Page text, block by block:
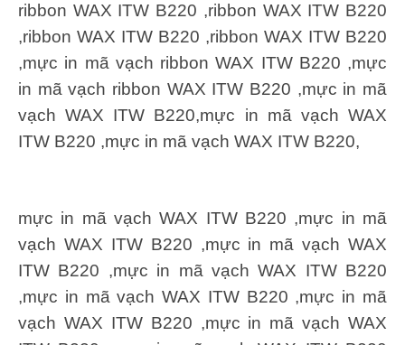
ribbon WAX ITW B220 ,ribbon WAX ITW B220
,ribbon WAX ITW B220 ,ribbon WAX ITW B220
,mực in mã vạch ribbon WAX ITW B220 ,mực
in mã vạch ribbon WAX ITW B220 ,mực in mã
vạch WAX ITW B220,mực in mã vạch WAX
ITW B220 ,mực in mã vạch WAX ITW B220,
mực in mã vạch WAX ITW B220 ,mực in mã
vạch WAX ITW B220 ,mực in mã vạch WAX
ITW B220 ,mực in mã vạch WAX ITW B220
,mực in mã vạch WAX ITW B220 ,mực in mã
vạch WAX ITW B220 ,mực in mã vạch WAX